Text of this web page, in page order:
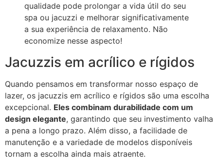
qualidade pode prolongar a vida útil do seu
spa ou jacuzzi e melhorar significativamente
a sua experiência de relaxamento. Não
economize nesse aspecto!
Jacuzzis em acrílico e rígidos
Quando pensamos em transformar nosso espaço de
lazer, os jacuzzis em acrílico e rígidos são uma escolha
excepcional. Eles combinam durabilidade com um
design elegante, garantindo que seu investimento valha
a pena a longo prazo. Além disso, a facilidade de
manutenção e a variedade de modelos disponíveis
tornam a escolha ainda mais atraente.